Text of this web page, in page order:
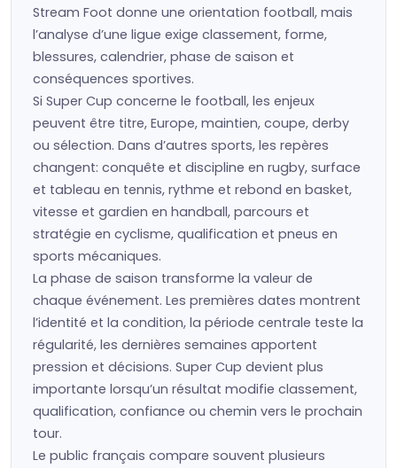
Stream Foot donne une orientation football, mais
l’analyse d’une ligue exige classement, forme,
blessures, calendrier, phase de saison et
conséquences sportives.
Si Super Cup concerne le football, les enjeux
peuvent être titre, Europe, maintien, coupe, derby
ou sélection. Dans d’autres sports, les repères
changent: conquête et discipline en rugby, surface
et tableau en tennis, rythme et rebond en basket,
vitesse et gardien en handball, parcours et
stratégie en cyclisme, qualification et pneus en
sports mécaniques.
La phase de saison transforme la valeur de
chaque événement. Les premières dates montrent
l’identité et la condition, la période centrale teste la
régularité, les dernières semaines apportent
pression et décisions. Super Cup devient plus
importante lorsqu’un résultat modifie classement,
qualification, confiance ou chemin vers le prochain
tour.
Le public français compare souvent plusieurs